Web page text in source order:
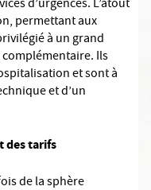
d’urgences. L’atout
permettant aux
à un grand
Ils
et sont à
et d’un
des tarifs
de la sphère